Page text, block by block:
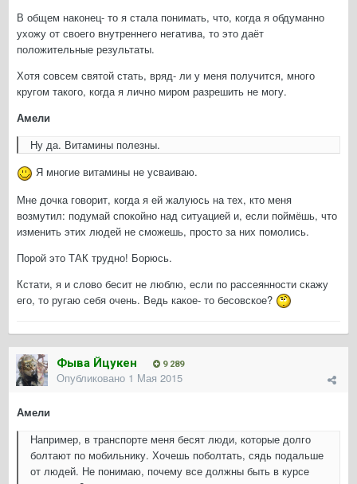
В общем наконец- то я стала понимать, что, когда я обдуманно
ухожу от своего внутреннего негатива, то это даёт
положительные результаты.
Хотя совсем святой стать, вряд- ли у меня получится, много
кругом такого, когда я лично миром разрешить не могу.
Амели
Ну да. Витамины полезны.
Я многие витамины не усваиваю.
Мне дочка говорит, когда я ей жалуюсь на тех, кто меня
возмутил: подумай спокойно над ситуацией и, если поймёшь, что
изменить этих людей не сможешь, просто за них помолись.
Порой это ТАК трудно! Борюсь.
Кстати, я и слово бесит не люблю, если по рассеянности скажу
его, то ругаю себя очень. Ведь какое- то бесовское?
Фыва Йцукен 9 289
Опубликовано 1 Мая 2015
Амели
Например, в транспорте меня бесят люди, которые долго
болтают по мобильнику. Хочешь поболтать, сядь подальше
от людей. Не понимаю, почему все должны быть в курсе